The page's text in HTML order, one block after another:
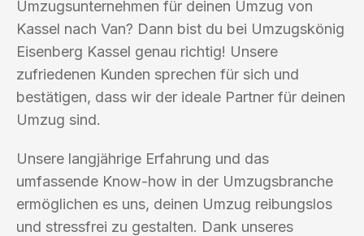
Umzugsunternehmen für deinen Umzug von
Kassel nach Van? Dann bist du bei Umzugskönig
Eisenberg Kassel genau richtig! Unsere
zufriedenen Kunden sprechen für sich und
bestätigen, dass wir der ideale Partner für deinen
Umzug sind.
Unsere langjährige Erfahrung und das
umfassende Know-how in der Umzugsbranche
ermöglichen es uns, deinen Umzug reibungslos
und stressfrei zu gestalten. Dank unseres